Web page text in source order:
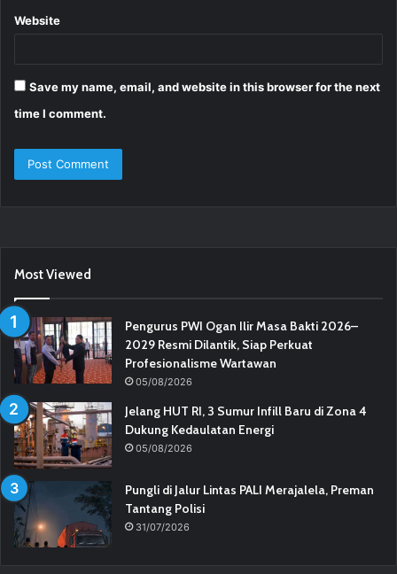
Website
Save my name, email, and website in this browser for the next
time I comment.
Most Viewed
Pengurus PWI Ogan Ilir Masa Bakti 2026–
2029 Resmi Dilantik, Siap Perkuat
Profesionalisme Wartawan
05/08/2026
Jelang HUT RI, 3 Sumur Infill Baru di Zona 4
Dukung Kedaulatan Energi
05/08/2026
Pungli di Jalur Lintas PALI Merajalela, Preman
Tantang Polisi
31/07/2026